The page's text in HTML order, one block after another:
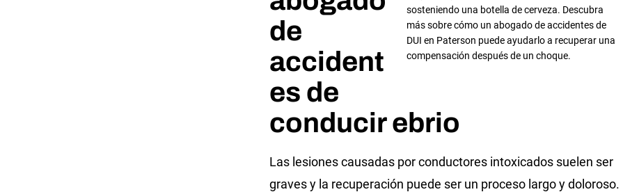
sosteniendo una botella de cerveza. Descubra
más sobre cómo un abogado de accidentes de
DUI en Paterson puede ayudarlo a recuperar una
compensación después de un choque.
de
accident
es de
conducir ebrio
Las lesiones causadas por conductores intoxicados suelen ser
graves y la recuperación puede ser un proceso largo y doloroso.